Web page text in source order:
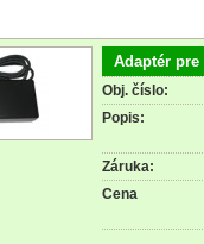
Adaptér pre
Obj. číslo:
Popis:
Záruka:
Cena